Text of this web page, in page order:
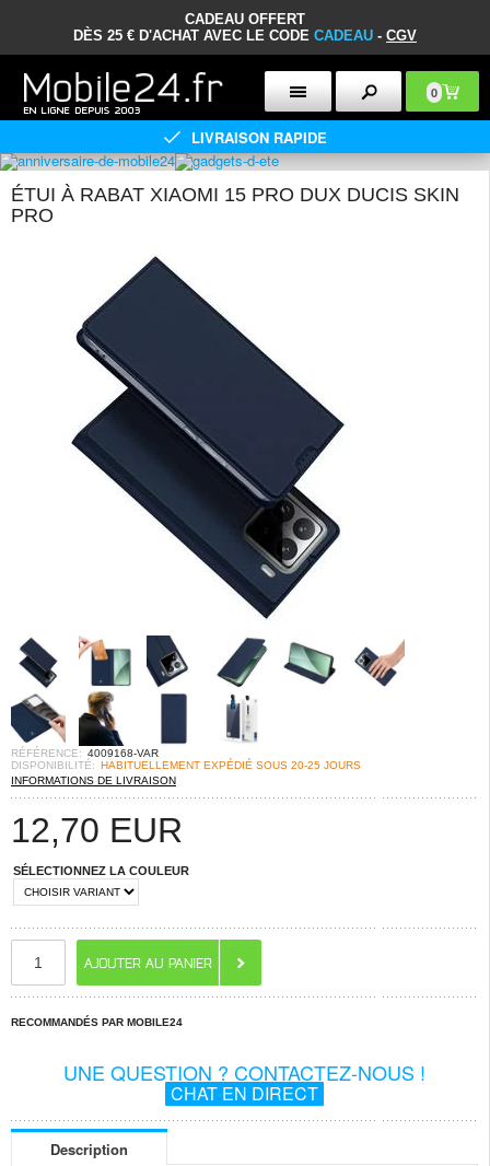
CADEAU OFFERT
DÈS 25 € D'ACHAT AVEC LE CODE CADEAU - CGV
0
LIVRAISON RAPIDE
ÉTUI À RABAT XIAOMI 15 PRO DUX DUCIS SKIN
PRO
RÉFÉRENCE: 4009168-VAR
DISPONIBILITÉ: HABITUELLEMENT EXPÉDIÉ SOUS 20-25 JOURS
INFORMATIONS DE LIVRAISON
12,70 EUR
SÉLECTIONNEZ LA COULEUR
RECOMMANDÉS PAR MOBILE24
UNE QUESTION ? CONTACTEZ-NOUS !
CHAT EN DIRECT
Description